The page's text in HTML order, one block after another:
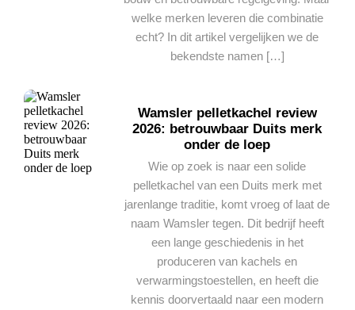
welke merken leveren die combinatie
echt? In dit artikel vergelijken we de
bekendste namen […]
Wamsler pelletkachel review
2026: betrouwbaar Duits merk
onder de loep
Wie op zoek is naar een solide
pelletkachel van een Duits merk met
jarenlange traditie, komt vroeg of laat de
naam Wamsler tegen. Dit bedrijf heeft
een lange geschiedenis in het
produceren van kachels en
verwarmingstoestellen, en heeft die
kennis doorvertaald naar een modern